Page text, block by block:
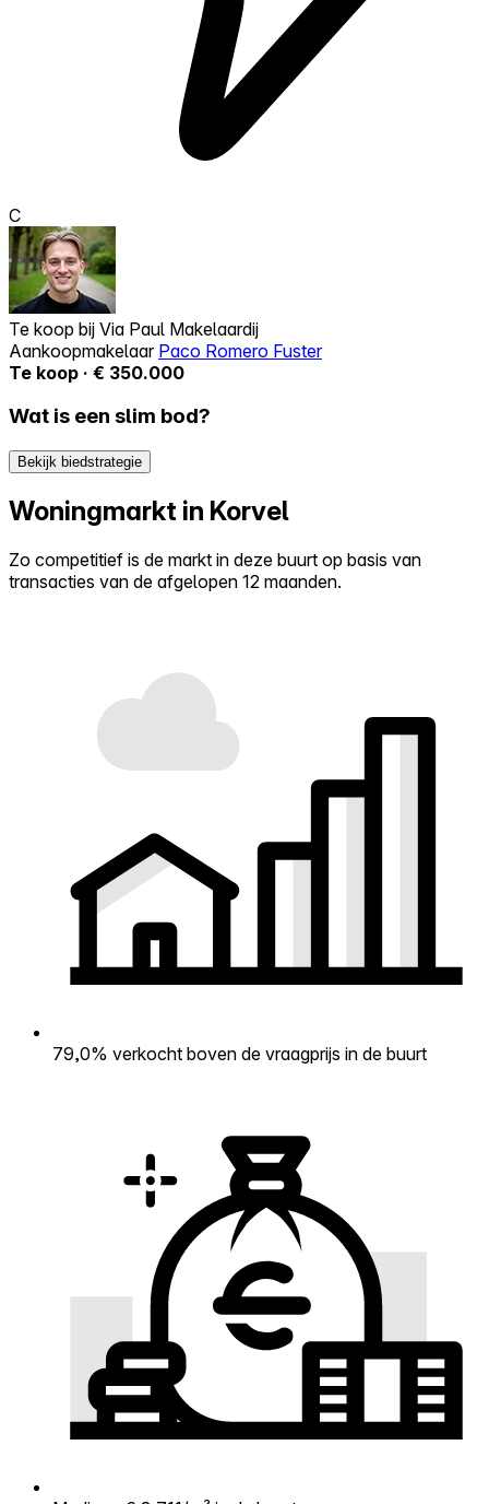
C
Te koop bij Via Paul Makelaardij
Aankoopmakelaar Paco Romero Fuster
Te koop · € 350.000
Wat is een slim bod?
Bekijk biedstrategie
Woningmarkt in Korvel
Zo competitief is de markt in deze buurt op basis van
transacties van de afgelopen 12 maanden.
79,0% verkocht boven de vraagprijs in de buurt